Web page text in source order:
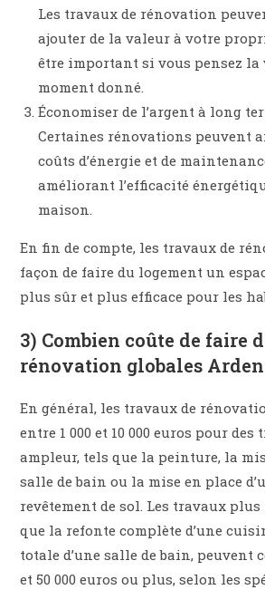
Les travaux de rénovation
ajouter de la valeur à votre
être important si vous pensez la
moment donné.
Économiser de l’argent à long
Certaines rénovations peuvent
coûts d’énergie et de
améliorant l’efficacité
maison.
En fin de compte, les travaux de
façon de faire du logement un
plus sûr et plus efficace pour les
3) Combien coûte de faire
rénovation globales
En général, les travaux de
entre 1 000 et 10 000 euros pour
ampleur, tels que la peinture, la
salle de bain ou la mise en place
revêtement de sol. Les travaux
que la refonte complète d’une
totale d’une salle de bain, peuvent
et 50 000 euros ou plus, selon les